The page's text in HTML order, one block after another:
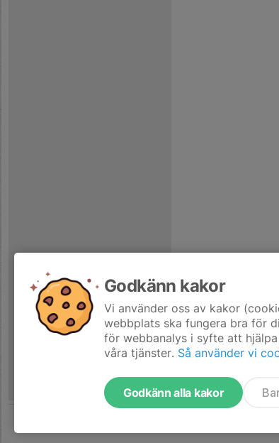
Godkänn kakor
Vi använder oss av kakor
webbplats ska fungera bra för
för webbanalys i syfte att
våra tjänster. Så använder vi
Godkänn alla kakor